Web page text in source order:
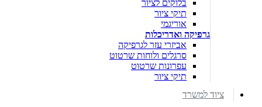
בלוקים לציור
תיקי ציור
אוריגמי
גרפיקה ואדריכלות
אביזרי עזר לגרפיקה
סרגלים ולוחות שרטוט
עפרונות שרטוט
תיקי ציור
ציוד למשרד